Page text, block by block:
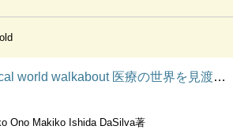
world walkabout 医療の世界を見渡そう
Ono Makiko Ishida DaSilva著